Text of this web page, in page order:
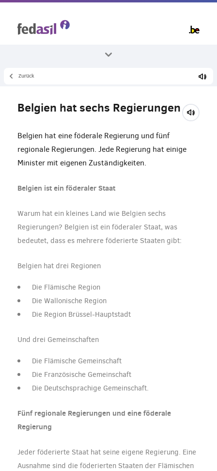
Alle Themenbereiche
Über Belgien
Zurück
Belgien hat sechs Regierungen
Belgien hat eine föderale Regierung und fünf
regionale Regierungen. Jede Regierung hat einige
Minister mit eigenen Zuständigkeiten.
Belgien ist ein föderaler Staat
Warum hat ein kleines Land wie Belgien sechs
Regierungen? Belgien ist ein föderaler Staat, was
bedeutet, dass es mehrere föderierte Staaten gibt:
Belgien hat drei Regionen
Die Flämische Region
Die Wallonische Region
Die Region Brüssel-Hauptstadt
Und drei Gemeinschaften
Die Flämische Gemeinschaft
Die Französische Gemeinschaft
Die Deutschsprachige Gemeinschaft.
Fünf regionale Regierungen und eine föderale
Regierung
Jeder föderierte Staat hat seine eigene Regierung. Eine
Ausnahme sind die föderierten Staaten der Flämischen